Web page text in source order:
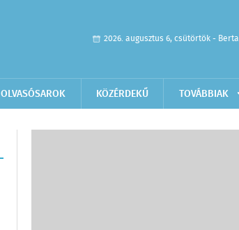
2026. augusztus 6, csütörtök - Berta
OLVASÓSAROK KÖZÉRDEKŰ TOVÁBBIAK